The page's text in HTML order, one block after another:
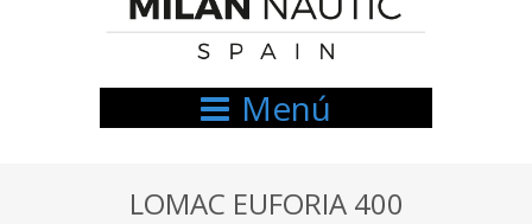
Menú
LOMAC EUFORIA 400